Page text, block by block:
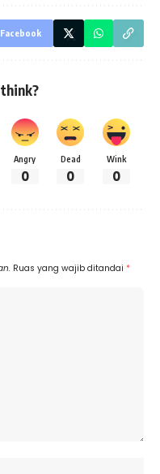
Facebook
Angry
0
Dead
0
Wink
0
Ruas yang wajib ditandai *